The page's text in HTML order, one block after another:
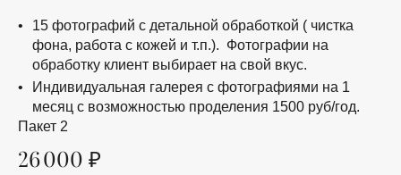
15 фотографий с детальной обработкой ( чистка
фона, работа с кожей и т.п.). Фотографии на
обработку клиент выбирает на свой вкус.
Индивидуальная галерея с фотографиями на 1
месяц с возможностью проделения 1500 руб/год.
Пакет 2
26 000 ₽